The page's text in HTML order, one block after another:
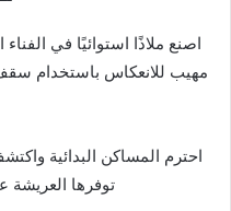
اصنع ملاذًا استوائيًا في
مهيب للانعكاس باستخدام
احترم المساكن البدائية
توفرها